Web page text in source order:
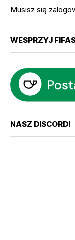
Musisz się
WESPRZYJ
NASZ DISCORD!